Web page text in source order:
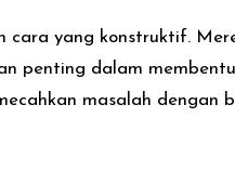
cara yang konstruktif.
penting dalam
masalah dengan